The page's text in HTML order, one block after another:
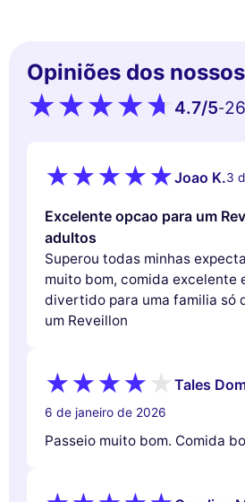
Opiniões dos
4.7/5-
Joao K.3
Excelente opcao para um
adultos
Superou todas minhas
muito bom, comida excelente
divertido para uma familia só
um Reveillon
Tales
6 de janeiro de 2026
Passeio muito bom. Comida